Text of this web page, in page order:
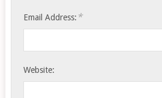
Email Address: *
Website: